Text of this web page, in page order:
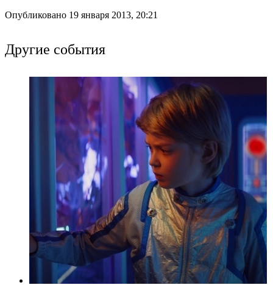
Опубликовано 19 января 2013, 20:21
Другие события